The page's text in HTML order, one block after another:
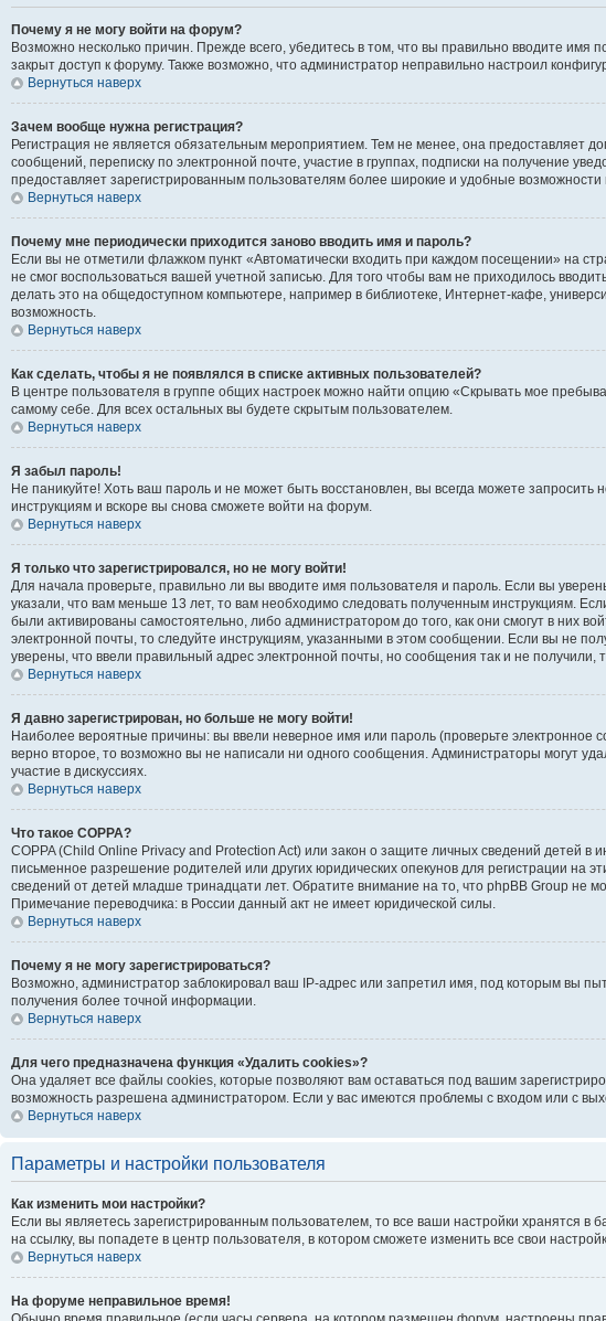
Почему я не могу войти на форум?
Возможно несколько причин. Прежде всего, убедитесь в том, что вы правильно вводите
закрыт доступ к форуму. Также возможно, что администратор неправильно настроил
Вернуться наверх
Зачем вообще нужна регистрация?
Регистрация не является обязательным мероприятием. Тем не менее, она предоставляет
сообщений, переписку по электронной почте, участие в группах, подписки на получение
предоставляет зарегистрированным пользователям более широкие и удобные
Вернуться наверх
Почему мне периодически приходится заново вводить имя и пароль?
Если вы не отметили флажком пункт «Автоматически входить при каждом посещении» на
не смог воспользоваться вашей учетной записью. Для того чтобы вам не приходилось
делать это на общедоступном компьютере, например в библиотеке, Интернет-кафе,
возможность.
Вернуться наверх
Как сделать, чтобы я не появлялся в списке активных пользователей?
В центре пользователя в группе общих настроек можно найти опцию «Скрывать мое
самому себе. Для всех остальных вы будете скрытым пользователем.
Вернуться наверх
Я забыл пароль!
Не паникуйте! Хоть ваш пароль и не может быть восстановлен, вы всегда можете
инструкциям и вскоре вы снова сможете войти на форум.
Вернуться наверх
Я только что зарегистрировался, но не могу войти!
Для начала проверьте, правильно ли вы вводите имя пользователя и пароль. Если вы
указали, что вам меньше 13 лет, то вам необходимо следовать полученным инструкциям.
были активированы самостоятельно, либо администратором до того, как они смогут в них
электронной почты, то следуйте инструкциям, указанными в этом сообщении. Если вы не
уверены, что ввели правильный адрес электронной почты, но сообщения так и не
Вернуться наверх
Я давно зарегистрирован, но больше не могу войти!
Наиболее вероятные причины: вы ввели неверное имя или пароль (проверьте
верно второе, то возможно вы не написали ни одного сообщения. Администраторы могут
участие в дискуссиях.
Вернуться наверх
Что такое COPPA?
COPPA (Child Online Privacy and Protection Act) или закон о защите личных сведений детей
письменное разрешение родителей или других юридических опекунов для регистрации на
сведений от детей младше тринадцати лет. Обратите внимание на то, что phpBB Group не
Примечание переводчика: в России данный акт не имеет юридической силы.
Вернуться наверх
Почему я не могу зарегистрироваться?
Возможно, администратор заблокировал ваш IP-адрес или запретил имя, под которым вы
получения более точной информации.
Вернуться наверх
Для чего предназначена функция «Удалить cookies»?
Она удаляет все файлы cookies, которые позволяют вам оставаться под вашим
возможность разрешена администратором. Если у вас имеются проблемы с входом или с
Вернуться наверх
Параметры и настройки пользователя
Как изменить мои настройки?
Если вы являетесь зарегистрированным пользователем, то все ваши настройки хранятся
на ссылку, вы попадете в центр пользователя, в котором сможете изменить все свои
Вернуться наверх
На форуме неправильное время!